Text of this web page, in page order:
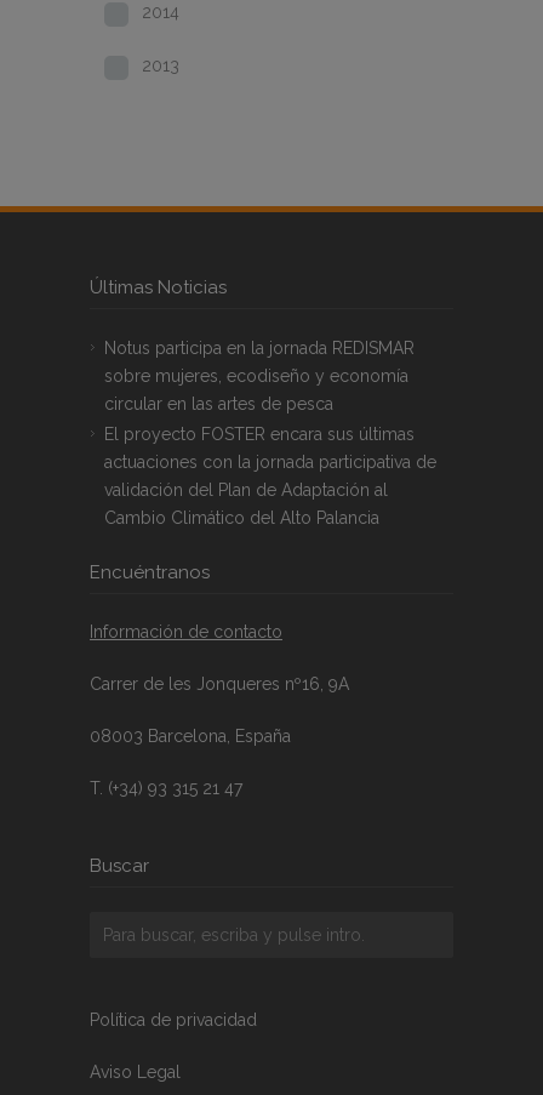
2014
2013
Últimas Noticias
Notus participa en la jornada REDISMAR
sobre mujeres, ecodiseño y economía
circular en las artes de pesca
El proyecto FOSTER encara sus últimas
actuaciones con la jornada participativa de
validación del Plan de Adaptación al
Cambio Climático del Alto Palancia
Encuéntranos
Información de contacto
Carrer de les Jonqueres nº16, 9A
08003 Barcelona, España
T. (+34) 93 315 21 47
Buscar
Política de privacidad
Aviso Legal